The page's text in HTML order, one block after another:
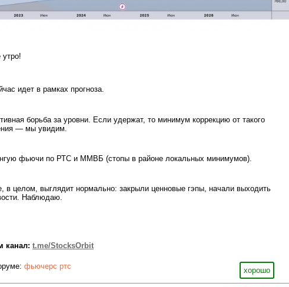
идет в рамках прогноза.
борьба за уровни. Если удержат, то минимум коррекцию от такого
— мы увидим.
фьючи по РТС и ММВБ (стопы в районе локальных минимумов).
в целом, выглядит нормально: закрыли ценновые гэпы, начали выходить
Наблюдаю.
канал: t.me/StocksOrbit
хорошо
фьючерс ртс